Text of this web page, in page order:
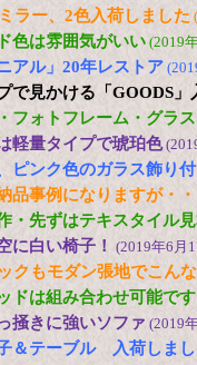
ラー、2色入荷しました
色は雰囲気がいい(2019
アル」20年レストア
で見かける「GOODS」
フォトフレーム・グラ
軽量タイプで琥珀色
ピンク色のガラス飾り付
品事例になりますが・
・先ずはテキスタイル
白い椅子！ (2019年6月
クもモダン張地でこん
ドは組み合わせ可能です
掻きに強いソファ (2019
＆テーブル 入荷しま